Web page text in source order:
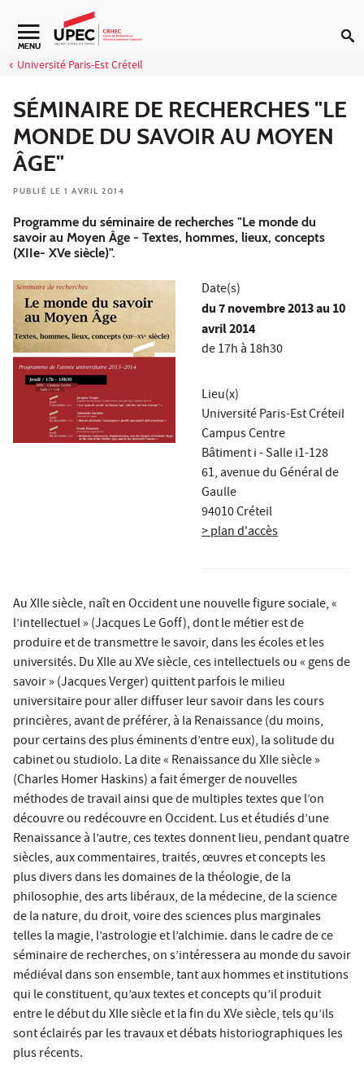
Aller au contenu
Navigation secondaire
MENU
Université Paris-Est Créteil
SÉMINAIRE DE RECHERCHES "LE
MONDE DU SAVOIR AU MOYEN
ÂGE"
PUBLIÉ LE 1 AVRIL 2014
Programme du séminaire de recherches "Le monde du
savoir au Moyen Âge - Textes, hommes, lieux, concepts
(XIIe- XVe siècle)".
Date(s)
du7 novembre 2013au 10
avril 2014
de 17h à 18h30
Lieu(x)
Université Paris-Est Créteil
Campus Centre
Bâtiment i - Salle i1-128
61, avenue du Général de
Gaulle
94010 Créteil
> plan d'accès
Au XIIe siècle, naît en Occident une nouvelle figure sociale, «
l’intellectuel » (Jacques Le Goff), dont le métier est de
produire et de transmettre le savoir, dans les écoles et les
universités. Du XIIe au XVe siècle, ces intellectuels ou « gens de
savoir » (Jacques Verger) quittent parfois le milieu
universitaire pour aller diffuser leur savoir dans les cours
princières, avant de préférer, à la Renaissance (du moins,
pour certains des plus éminents d’entre eux), la solitude du
cabinet ou studiolo. La dite « Renaissance du XIIe siècle »
(Charles Homer Haskins) a fait émerger de nouvelles
méthodes de travail ainsi que de multiples textes que l’on
découvre ou redécouvre en Occident. Lus et étudiés d’une
Renaissance à l’autre, ces textes donnent lieu, pendant quatre
siècles, aux commentaires, traités, œuvres et concepts les
plus divers dans les domaines de la théologie, de la
philosophie, des arts libéraux, de la médecine, de la science
de la nature, du droit, voire des sciences plus marginales
telles la magie, l’astrologie et l’alchimie. dans le cadre de ce
séminaire de recherches, on s’intéressera au monde du savoir
médiéval dans son ensemble, tant aux hommes et institutions
qui le constituent, qu’aux textes et concepts qu’il produit
entre le début du XIIe siècle et la fin du XVe siècle, tels qu’ils
sont éclairés par les travaux et débats historiographiques les
plus récents.